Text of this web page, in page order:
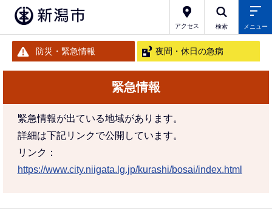
アクセス 検索 メニュー
防災・緊急情報 夜間・休日の急病
緊急情報
緊急情報が出ている地域があります。
詳細は下記リンクで公開しています。
リンク：
https://www.city.niigata.lg.jp/kurashi/bosai/index.html